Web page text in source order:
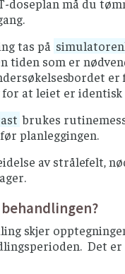
doseplan må du
tas på
tiden som er
at leiet er
brukes
planleggingen.
av strålefelt,
skjer
Det